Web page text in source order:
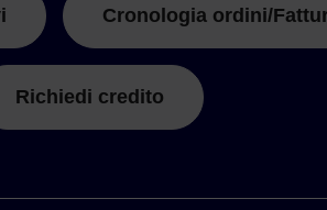
Cronologia ordini/
Richiedi credito